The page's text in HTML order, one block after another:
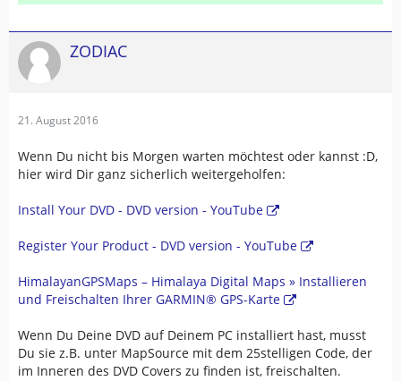
ZODIAC
21. August 2016
Wenn Du nicht bis Morgen warten möchtest oder kannst :D,
hier wird Dir ganz sicherlich weitergeholfen:
Install Your DVD - DVD version - YouTube
Register Your Product - DVD version - YouTube
HimalayanGPSMaps – Himalaya Digital Maps » Installieren
und Freischalten Ihrer GARMIN® GPS-Karte
Wenn Du Deine DVD auf Deinem PC installiert hast, musst
Du sie z.B. unter MapSource mit dem 25stelligen Code, der
im Inneren des DVD Covers zu finden ist, freischalten.